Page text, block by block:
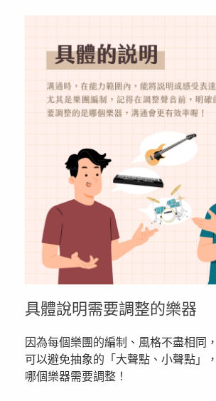
具體說明需要調整的樂器
因為每個樂團的編制、風格不盡相同
可以避免抽象的「大聲點、小聲點」
哪個樂器需要調整！